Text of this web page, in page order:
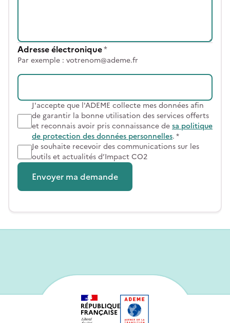
Adresse électronique*
Par exemple : votrenom@ademe.fr
J'accepte que l'ADEME collecte mes données afin
de garantir la bonne utilisation des services offerts
et reconnais avoir pris connaissance desa politique
de protection des données personnelles. *
Je souhaite recevoir des communications sur les
outils et actualités d’Impact CO2
Envoyer ma demande